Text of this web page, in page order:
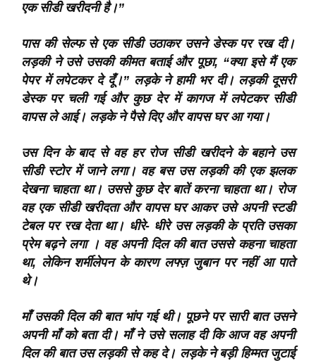
एक सीडी खरीदनी है।”
पास की सेल्फ से एक सीडी उठाकर उसने डेस्क पर रख दी।
लड़की ने उसे उसकी कीमत बताई और पूछा, “क्या इसे मैं एक
पेपर में लपेटकर दे दूँ।” लड़के ने हामी भर दी। लड़की दूसरी
डेस्क पर चली गई और कुछ देर में कागज में लपेटकर सीडी
वापस ले आई। लड़के ने पैसे दिए और वापस घर आ गया।
उस दिन के बाद से वह हर रोज सीडी खरीदने के बहाने उस
सीडी स्टोर में जाने लगा। वह बस उस लड़की की एक झलक
देखना चाहता था। उससे कुछ देर बातें करना चाहता था। रोज
वह एक सीडी खरीदता और वापस घर आकर उसे अपनी स्टडी
टेबल पर रख देता था। धीरे- धीरे उस लड़की के प्रति उसका
प्रेम बढ़ने लगा । वह अपनी दिल की बात उससे कहना चाहता
था, लेकिन शर्मीलेपन के कारण लफ्ज़ जुबान पर नहीं आ पाते
थे।
माँ उसकी दिल की बात भांप गई थी। पूछने पर सारी बात उसने
अपनी माँ को बता दी। माँ ने उसे सलाह दी कि आज वह अपनी
दिल की बात उस लड़की से कह दे। लड़के ने बड़ी हिम्मत जुटाई